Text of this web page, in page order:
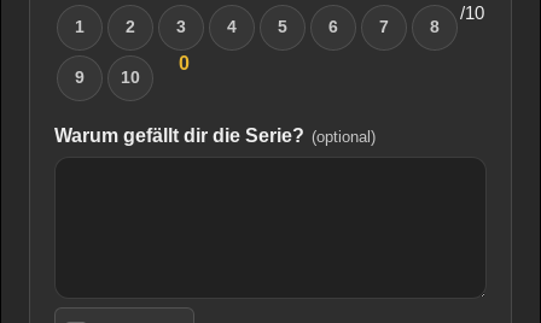
1 2 3 4 5 6 7 8
9 10
0
/10
Warum gefällt dir die Serie? (optional)